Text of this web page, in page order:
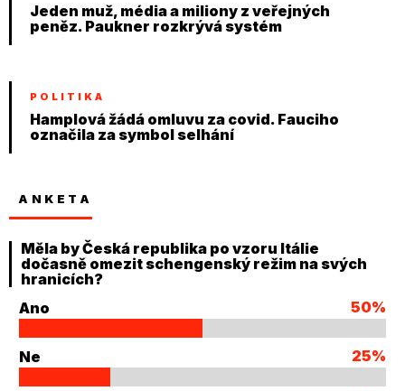
Jeden muž, média a miliony z veřejných
peněz. Paukner rozkrývá systém
POLITIKA
Hamplová žádá omluvu za covid. Fauciho
označila za symbol selhání
ANKETA
Měla by Česká republika po vzoru Itálie
dočasně omezit schengenský režim na svých
hranicích?
Ano
50%
Ne 25%